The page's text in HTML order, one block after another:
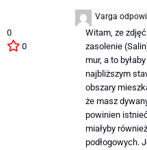
Varga
0
0
Witam, ze
zasolenie
mur, a to
najbliższym
obszary
że masz
powinien
miałyby
podłogowych.